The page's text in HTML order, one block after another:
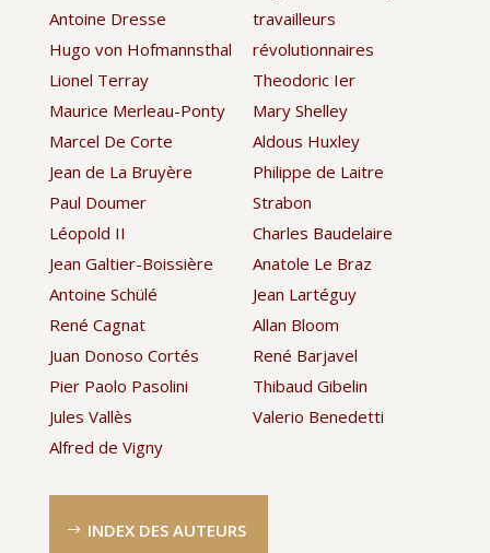
Antoine Dresse
Hugo von Hofmannsthal
Lionel Terray
Maurice Merleau-Ponty
Marcel De Corte
Jean de La Bruyère
Paul Doumer
Léopold II
Jean Galtier-Boissière
Antoine Schülé
René Cagnat
Juan Donoso Cortés
Pier Paolo Pasolini
Jules Vallès
Alfred de Vigny
travailleurs
révolutionnaires
Theodoric Ier
Mary Shelley
Aldous Huxley
Philippe de Laitre
Strabon
Charles Baudelaire
Anatole Le Braz
Jean Lartéguy
Allan Bloom
René Barjavel
Thibaud Gibelin
Valerio Benedetti
INDEX DES AUTEURS